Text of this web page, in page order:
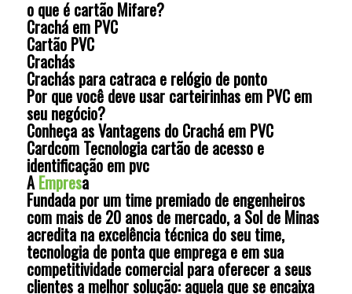
o que é cartão Mifare?
Crachá em PVC
Cartão PVC
Crachás
Crachás para catraca e relógio de ponto
Por que você deve usar carteirinhas em PVC em
seu negócio?
Conheça as Vantagens do Crachá em PVC
Cardcom Tecnologia cartão de acesso e
identificação em pvc
A Empresa
Fundada por um time premiado de engenheiros
com mais de 20 anos de mercado, a Sol de Minas
acredita na excelência técnica do seu time,
tecnologia de ponta que emprega e em sua
competitividade comercial para oferecer a seus
clientes a melhor solução: aquela que se encaixa